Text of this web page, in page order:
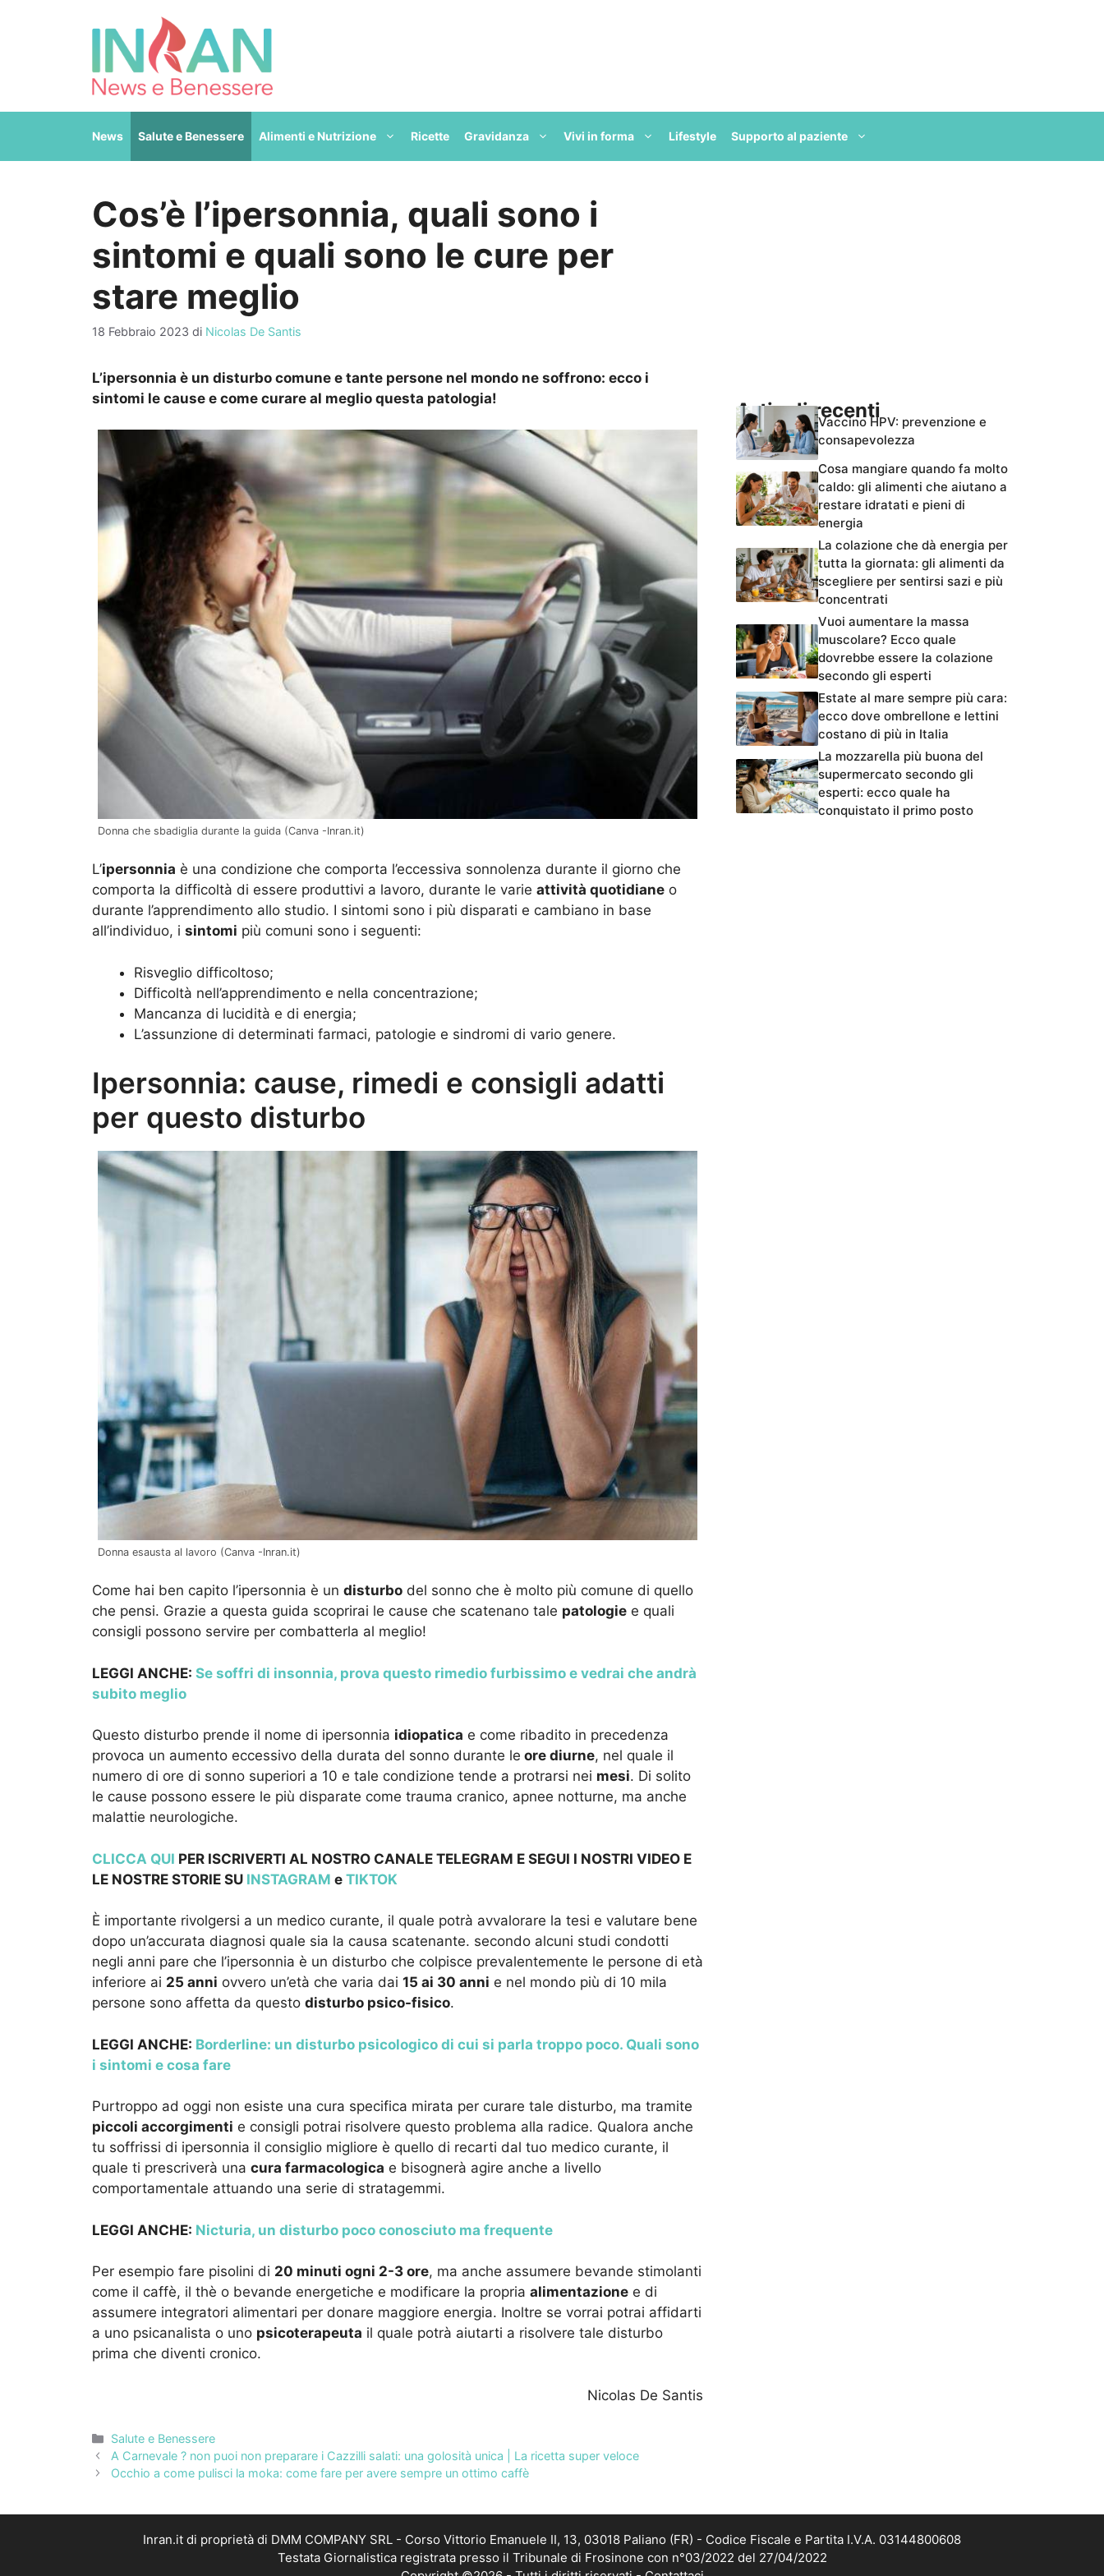
News Salute e Benessere Alimenti e Nutrizione Ricette Gravidanza Vivi in forma Lifestyle Supporto al paziente
Cos’è l’ipersonnia, quali sono i
sintomi e quali sono le cure per
stare meglio
18 Febbraio 2023 di Nicolas De Santis
L’ipersonnia è un disturbo comune e tante persone nel mondo ne soffrono: ecco i
sintomi le cause e come curare al meglio questa patologia!
Donna che sbadiglia durante la guida (Canva -Inran.it)
L’ipersonnia è una condizione che comporta l’eccessiva sonnolenza durante il giorno che
comporta la difficoltà di essere produttivi a lavoro, durante le varie attività quotidiane o
durante l’apprendimento allo studio. I sintomi sono i più disparati e cambiano in base
all’individuo, i sintomi più comuni sono i seguenti:
Risveglio difficoltoso;
Difficoltà nell’apprendimento e nella concentrazione;
Mancanza di lucidità e di energia;
L’assunzione di determinati farmaci, patologie e sindromi di vario genere.
Ipersonnia: cause, rimedi e consigli adatti
per questo disturbo
Donna esausta al lavoro (Canva -Inran.it)
Come hai ben capito l’ipersonnia è un disturbo del sonno che è molto più comune di quello
che pensi. Grazie a questa guida scoprirai le cause che scatenano tale patologie e quali
consigli possono servire per combatterla al meglio!
LEGGI ANCHE: Se soffri di insonnia, prova questo rimedio furbissimo e vedrai che andrà
subito meglio
Questo disturbo prende il nome di ipersonnia idiopatica e come ribadito in precedenza
provoca un aumento eccessivo della durata del sonno durante le ore diurne, nel quale il
numero di ore di sonno superiori a 10 e tale condizione tende a protrarsi nei mesi. Di solito
le cause possono essere le più disparate come trauma cranico, apnee notturne, ma anche
malattie neurologiche.
CLICCA QUI PER ISCRIVERTI AL NOSTRO CANALE TELEGRAM E SEGUI I NOSTRI VIDEO E
LE NOSTRE STORIE SU INSTAGRAM e TIKTOK
È importante rivolgersi a un medico curante, il quale potrà avvalorare la tesi e valutare bene
dopo un’accurata diagnosi quale sia la causa scatenante. secondo alcuni studi condotti
negli anni pare che l’ipersonnia è un disturbo che colpisce prevalentemente le persone di età
inferiore ai 25 anni ovvero un’età che varia dai 15 ai 30 anni e nel mondo più di 10 mila
persone sono affetta da questo disturbo psico-fisico.
LEGGI ANCHE: Borderline: un disturbo psicologico di cui si parla troppo poco. Quali sono
i sintomi e cosa fare
Purtroppo ad oggi non esiste una cura specifica mirata per curare tale disturbo, ma tramite
piccoli accorgimenti e consigli potrai risolvere questo problema alla radice. Qualora anche
tu soffrissi di ipersonnia il consiglio migliore è quello di recarti dal tuo medico curante, il
quale ti prescriverà una cura farmacologica e bisognerà agire anche a livello
comportamentale attuando una serie di stratagemmi.
LEGGI ANCHE: Nicturia, un disturbo poco conosciuto ma frequente
Per esempio fare pisolini di 20 minuti ogni 2-3 ore, ma anche assumere bevande stimolanti
come il caffè, il thè o bevande energetiche e modificare la propria alimentazione e di
assumere integratori alimentari per donare maggiore energia. Inoltre se vorrai potrai affidarti
a uno psicanalista o uno psicoterapeuta il quale potrà aiutarti a risolvere tale disturbo
prima che diventi cronico.
Nicolas De Santis
Categorie
Salute e Benessere
A Carnevale ? non puoi non preparare i Cazzilli salati: una golosità unica | La ricetta super veloce
Occhio a come pulisci la moka: come fare per avere sempre un ottimo caffè
Articoli recentiVaccino HPV: prevenzione e
consapevolezza
Cosa mangiare quando fa molto
caldo: gli alimenti che aiutano a
restare idratati e pieni di
energia
La colazione che dà energia per
tutta la giornata: gli alimenti da
scegliere per sentirsi sazi e più
concentrati
Vuoi aumentare la massa
muscolare? Ecco quale
dovrebbe essere la colazione
secondo gli esperti
Estate al mare sempre più cara:
ecco dove ombrellone e lettini
costano di più in Italia
La mozzarella più buona del
supermercato secondo gli
esperti: ecco quale ha
conquistato il primo posto
Inran.it di proprietà di DMM COMPANY SRL - Corso Vittorio Emanuele II, 13, 03018 Paliano (FR) - Codice Fiscale e Partita I.V.A. 03144800608
Testata Giornalistica registrata presso il Tribunale di Frosinone con n°03/2022 del 27/04/2022